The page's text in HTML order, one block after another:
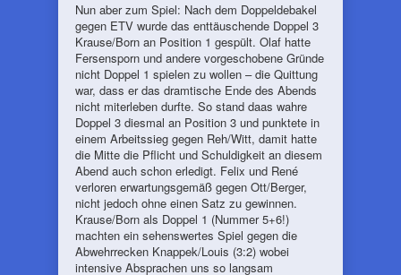
Nun aber zum Spiel: Nach dem Doppeldebakel
gegen ETV wurde das enttäuschende Doppel 3
Krause/Born an Position 1 gespült. Olaf hatte
Fersensporn und andere vorgeschobene Gründe
nicht Doppel 1 spielen zu wollen – die Quittung
war, dass er das dramtische Ende des Abends
nicht miterleben durfte. So stand daas wahre
Doppel 3 diesmal an Position 3 und punktete in
einem Arbeitssieg gegen Reh/Witt, damit hatte
die Mitte die Pflicht und Schuldigkeit an diesem
Abend auch schon erledigt. Felix und René
verloren erwartungsgemäß gegen Ott/Berger,
nicht jedoch ohne einen Satz zu gewinnen.
Krause/Born als Doppel 1 (Nummer 5+6!)
machten ein sehenswertes Spiel gegen die
Abwehrrecken Knappek/Louis (3:2) wobei
intensive Absprachen uns so langsam